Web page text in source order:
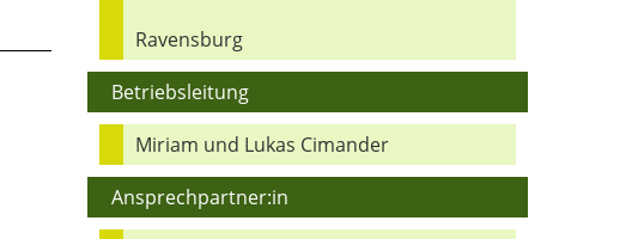
Ravensburg
Betriebsleitung
Miriam und Lukas Cimander
Ansprechpartner:in